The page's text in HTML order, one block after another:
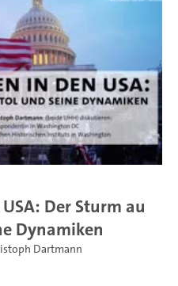
Der Sturm au
Dynamiken
Dartmann